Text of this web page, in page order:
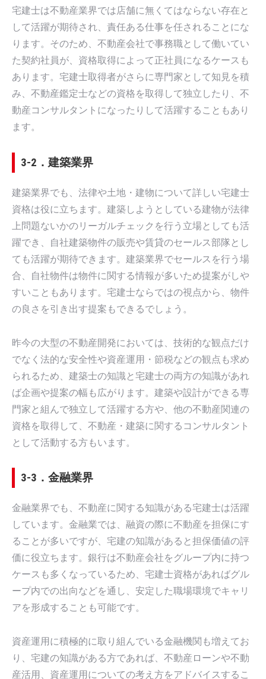
宅建士は不動産業界では店舗に無くてはならない存在と
して活躍が期待され、責任ある仕事を任されることにな
ります。そのため、不動産会社で事務職として働いてい
た契約社員が、資格取得によって正社員になるケースも
あります。宅建士取得者がさらに専門家として知見を積
み、不動産鑑定士などの資格を取得して独立したり、不
動産コンサルタントになったりして活躍することもあり
ます。
3-2．建築業界
建築業界でも、法律や土地・建物について詳しい宅建士
資格は役に立ちます。建築しようとしている建物が法律
上問題ないかのリーガルチェックを行う立場としても活
躍でき、自社建築物件の販売や賃貸のセールス部隊とし
ても活躍が期待できます。建築業界でセールスを行う場
合、自社物件は物件に関する情報が多いため提案がしや
すいこともあります。宅建士ならではの視点から、物件
の良さを引き出す提案もできるでしょう。
昨今の大型の不動産開発においては、技術的な観点だけ
でなく法的な安全性や資産運用・節税などの観点も求め
られるため、建築士の知識と宅建士の両方の知識があれ
ば企画や提案の幅も広がります。建築や設計ができる専
門家と組んで独立して活躍する方や、他の不動産関連の
資格を取得して、不動産・建築に関するコンサルタント
として活動する方もいます。
3-3．金融業界
金融業界でも、不動産に関する知識がある宅建士は活躍
しています。金融業では、融資の際に不動産を担保にす
ることが多いですが、宅建の知識があると担保価値の評
価に役立ちます。銀行は不動産会社をグループ内に持つ
ケースも多くなっているため、宅建士資格があればグル
ープ内での出向などを通し、安定した職場環境でキャリ
アを形成することも可能です。
資産運用に積極的に取り組んでいる金融機関も増えてお
り、宅建の知識がある方であれば、不動産ローンや不動
産活用、資産運用についての考え方をアドバイスするこ